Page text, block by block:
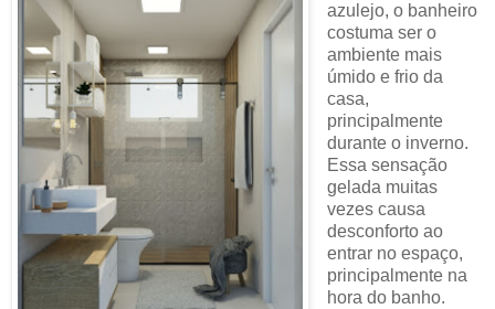
azulejo, o banheiro
costuma ser o
ambiente mais
úmido e frio da
casa,
principalmente
durante o inverno.
Essa sensação
gelada muitas
vezes causa
desconforto ao
entrar no espaço,
principalmente na
hora do banho.